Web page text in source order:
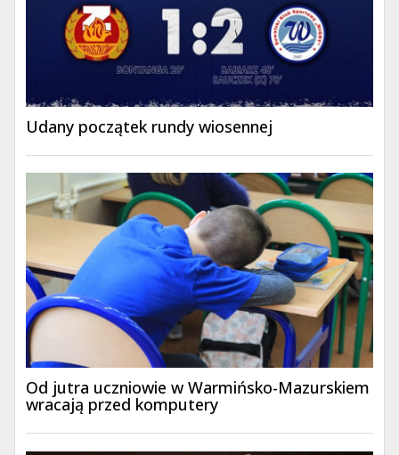
Udany początek rundy wiosennej
Od jutra uczniowie w Warmińsko-Mazurskiem
wracają przed komputery